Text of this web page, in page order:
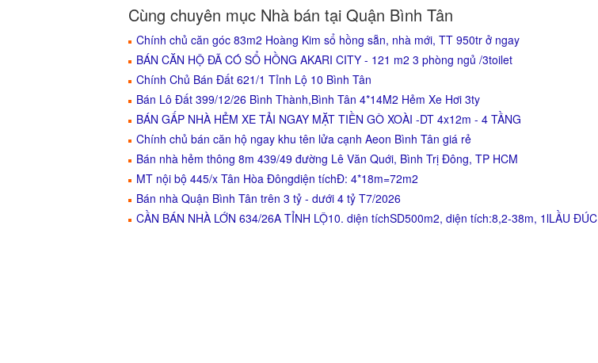
Cùng chuyên mục Nhà bán tại Quận Bình Tân
Chính chủ căn góc 83m2 Hoàng Kim sổ hồng sẵn, nhà mới, TT 950tr ở ngay
BÁN CĂN HỘ ĐÃ CÓ SỔ HỒNG AKARI CITY - 121 m2 3 phòng ngủ /3toilet
Chính Chủ Bán Đất 621/1 Tỉnh Lộ 10 Bình Tân
Bán Lô Đất 399/12/26 Bình Thành,Bình Tân 4*14M2 Hẻm Xe Hơi 3ty
BÁN GẤP NHÀ HẺM XE TẢI NGAY MẶT TIỀN GÒ XOÀI -DT 4x12m - 4 TẦNG
Chính chủ bán căn hộ ngay khu tên lửa cạnh Aeon Bình Tân giá rẻ
Bán nhà hẻm thông 8m 439/49 đường Lê Văn Quới, Bình Trị Đông, TP HCM
MT nội bộ 445/x Tân Hòa Đôngdiện tíchĐ: 4*18m=72m2
Bán nhà Quận Bình Tân trên 3 tỷ - dưới 4 tỷ T7/2026
CẦN BÁN NHÀ LỚN 634/26A TỈNH LỘ10. diện tíchSD500m2, diện tích:8,2-38m, 1lLẦU ĐÚC